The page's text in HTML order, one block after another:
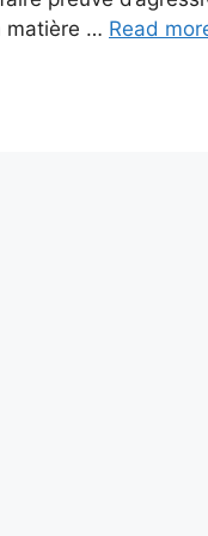
matière … Read